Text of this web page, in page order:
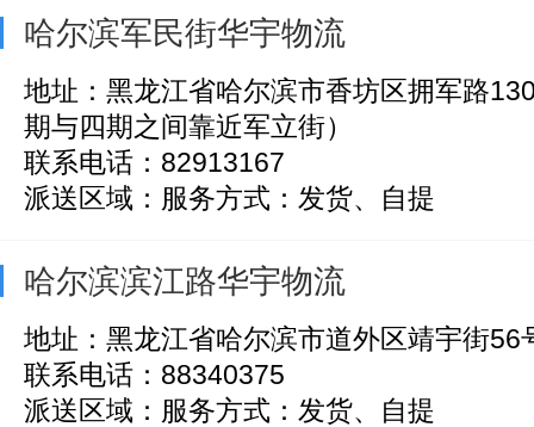
哈尔滨军民街华宇物流
地址：黑龙江省哈尔滨市香坊区拥军路
期与四期之间靠近军立街）
联系电话：82913167
派送区域：服务方式：发货、自提
哈尔滨滨江路华宇物流
地址：黑龙江省哈尔滨市道外区靖宇街56
联系电话：88340375
派送区域：服务方式：发货、自提